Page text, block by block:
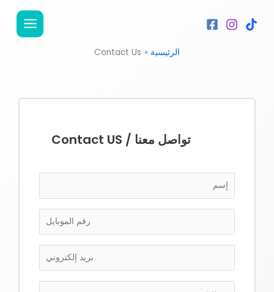
الرئيسية Contact Us
تواصل معنا / Contact US